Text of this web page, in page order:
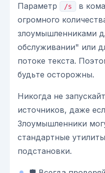
Параметр /s в
огромного
злоумышленниками
обслуживании" или
потоке текста.
будьте осторожны.
Никогда не
источников, даже
Злоумышленники
стандартные
подстановки.